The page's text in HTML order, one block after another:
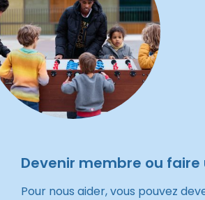
Devenir membre ou faire
Pour nous aider, vous pouvez